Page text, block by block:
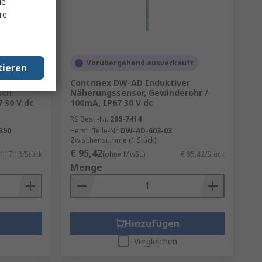
30 V dc
Stück
Vorübergehend ausverkauft
Contrinex DW-AD Induktiver
Näherungssensor, Gewinderohr /
100mA, IP67 30 V dc
RS Best.-Nr. 285-7414
Herst. Teile-Nr. DW-AD-603-03
Zwischensumme (1 Stück)
€ 95,42(ohne MwSt.) € 95,42/Stück
Menge
Hinzufügen
Vergleichen